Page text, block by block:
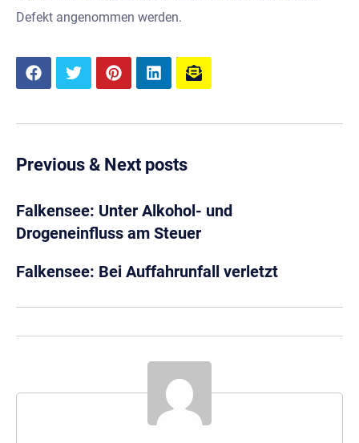
Defekt angenommen werden.
Previous & Next posts
Falkensee: Unter Alkohol- und
Drogeneinfluss am Steuer
Falkensee: Bei Auffahrunfall verletzt